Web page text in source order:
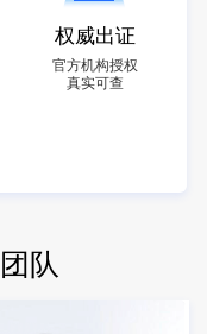
权威出证
官方机构授权
真实可查
队